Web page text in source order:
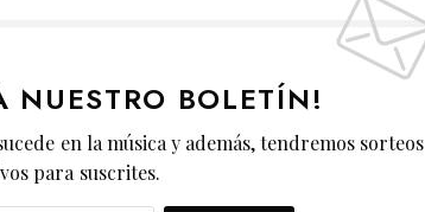
NUESTRO BOLETÍN!
en la música y además, tendremos sorteos
para suscrites.